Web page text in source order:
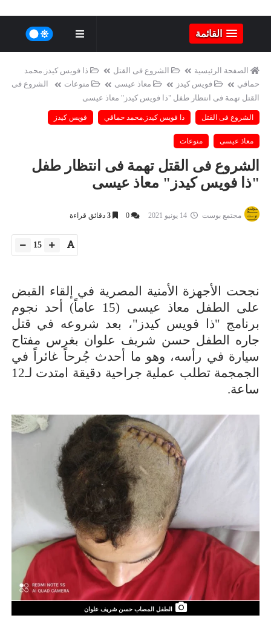
مجتمع بوست
مصيدة الشاشات.. لما التكنولوجيا تسحب
عمرنا | الإدمان الالكتروني
مجتمع بوست
مصيدة
عمرنا | الإدمان
القائمة
الصفحة الرئيسية الشروع فى القتل
ذا فويس كيدز.محمد
حماقي
فويس كيدز معاذ عيسى منوعات
الشروع فى
القتل تهمة فى انتظار طفل "ذا فويس كيدز" معاذ عيسى
الشروع فى القتل ذا فويس كيدز.محمد حماقي فويس كيدز
معاذ عيسى منوعات
الشروع فى القتل تهمة فى انتظار طفل
"ذا فويس كيدز" معاذ عيسى
مجتمع بوست 0
3 دقائق قراءة
15
نجحت الأجهزة الأمنية المصرية في إلقاء القبض
على الطفل معاذ عيسى (15 عاماً) أحد نجوم
برنامج "ذا فويس كيدز"، بعد شروعه في قتل
جاره الطفل حسن شريف علوان بغرس مفتاح
سيارة في رأسه، وهو ما أحدث جُرحاً غائراً في
الجمجمة تطلب عملية جراحية دقيقة امتدت لـ12
ساعة.
الطفل المصاب حسن شريف علوان